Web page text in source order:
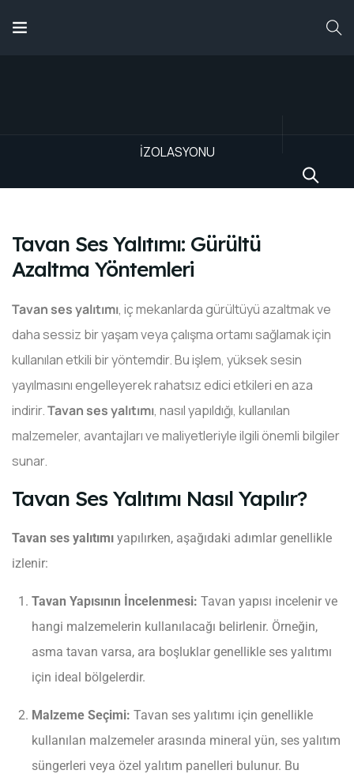
ÜRÜNLERIMIZ
REFERANSLARIMIZ BLOG
İLETIŞIM
İZOLASYONU
Tavan Ses Yalıtımı: Gürültü
Azaltma Yöntemleri
Tavan ses yalıtımı, iç mekanlarda gürültüyü azaltmak ve
daha sessiz bir yaşam veya çalışma ortamı sağlamak için
kullanılan etkili bir yöntemdir. Bu işlem, yüksek sesin
yayılmasını engelleyerek rahatsız edici etkileri en aza
indirir.Tavan ses yalıtımı, nasıl yapıldığı, kullanılan
malzemeler, avantajları ve maliyetleriyle ilgili önemli bilgiler
sunar.
Tavan Ses Yalıtımı Nasıl Yapılır?
Tavan ses yalıtımı yapılırken, aşağıdaki adımlar genellikle
izlenir:
Tavan Yapısının İncelenmesi: Tavan yapısı incelenir ve
hangi malzemelerin kullanılacağı belirlenir. Örneğin,
asma tavan varsa, ara boşluklar genellikle ses yalıtımı
için ideal bölgelerdir.
Malzeme Seçimi: Tavan ses yalıtımı için genellikle
kullanılan malzemeler arasında mineral yün, ses yalıtım
süngerleri veya özel yalıtım panelleri bulunur. Bu